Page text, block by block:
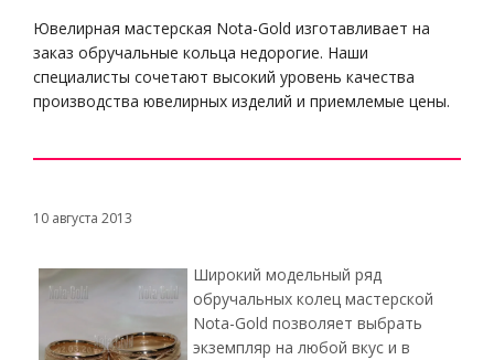
Ювелирная мастерская Nota-Gold изготавливает на
заказ обручальные кольца недорогие. Наши
специалисты сочетают высокий уровень качества
производства ювелирных изделий и приемлемые цены.
10 августа 2013
Широкий модельный ряд
обручальных колец мастерской
Nota-Gold позволяет выбрать
экземпляр на любой вкус и в